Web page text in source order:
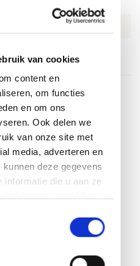
van cookies
content en
om functies
en om ons
Ook delen we
van onze site met
media, adverteren en
deze gegevens
informatie die u aan ze
dining
160xH75